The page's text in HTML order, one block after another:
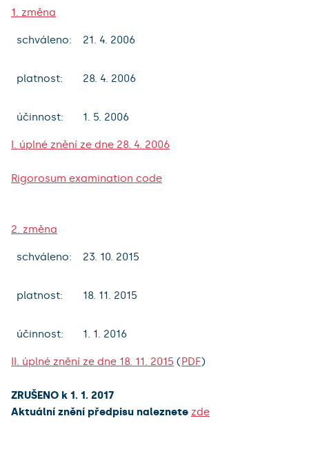
1. změna
schváleno: 21. 4. 2006
platnost: 28. 4. 2006
účinnost: 1. 5. 2006
I. úplné znění ze dne 28. 4. 2006
Rigorosum examination code
2. změna
schváleno: 23. 10. 2015
platnost: 18. 11. 2015
účinnost: 1. 1. 2016
II. úplné znění ze dne 18. 11. 2015 (PDF)
ZRUŠENO k 1. 1. 2017
Aktuální znění předpisu naleznete zde